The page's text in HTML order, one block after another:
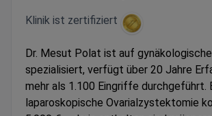
Klinik ist zertifiziert
Dr. Mesut Polat ist auf
spezialisiert, verfügt über 20 Jahre
mehr als 1.100 Eingriffe durchgeführt.
laparoskopische Ovarialzystektomie